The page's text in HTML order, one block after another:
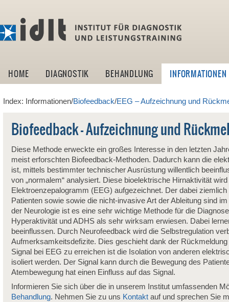
HOME DIAGNOSTIK BEHANDLUNG INFORMATIONEN
Index: Informationen/Biofeedback/EEG – Aufzeichnung und
Biofeedback - Aufzeichnung und
Diese Methode erweckte ein großes Interesse in den letzten
meist erforschten Biofeedback-Methoden. Dadurch kann die
ist, mittels bestimmter technischer Ausrüstung willentlich
von „normalem“ analysiert. Diese bioelektrische Hirnaktivität
Elektroenzepalogramm (EEG) aufgezeichnet. Der dabei
Patienten sowie sowie die nicht-invasive Art der Ableitung sind
der Neurologie ist es eine sehr wichtige Methode für die
Hyperaktivität und ADHS als sehr wirksam erwiesen. Dabei
beeinflussen. Durch Neurofeedback wird die Selbstregulation
Aufmerksamkeitsdefizite. Dies geschieht dank der
Signal bei EEG zu erreichen ist die Isolation von anderen
isoliert werden. Der Signal kann durch die Bewegung des
Atembewegung hat einen Einfluss auf das Signal.
Informieren Sie sich über die in unserem Institut umfassenden
Behandlung. Nehmen Sie zu uns Kontaktauf und sprechen Sie